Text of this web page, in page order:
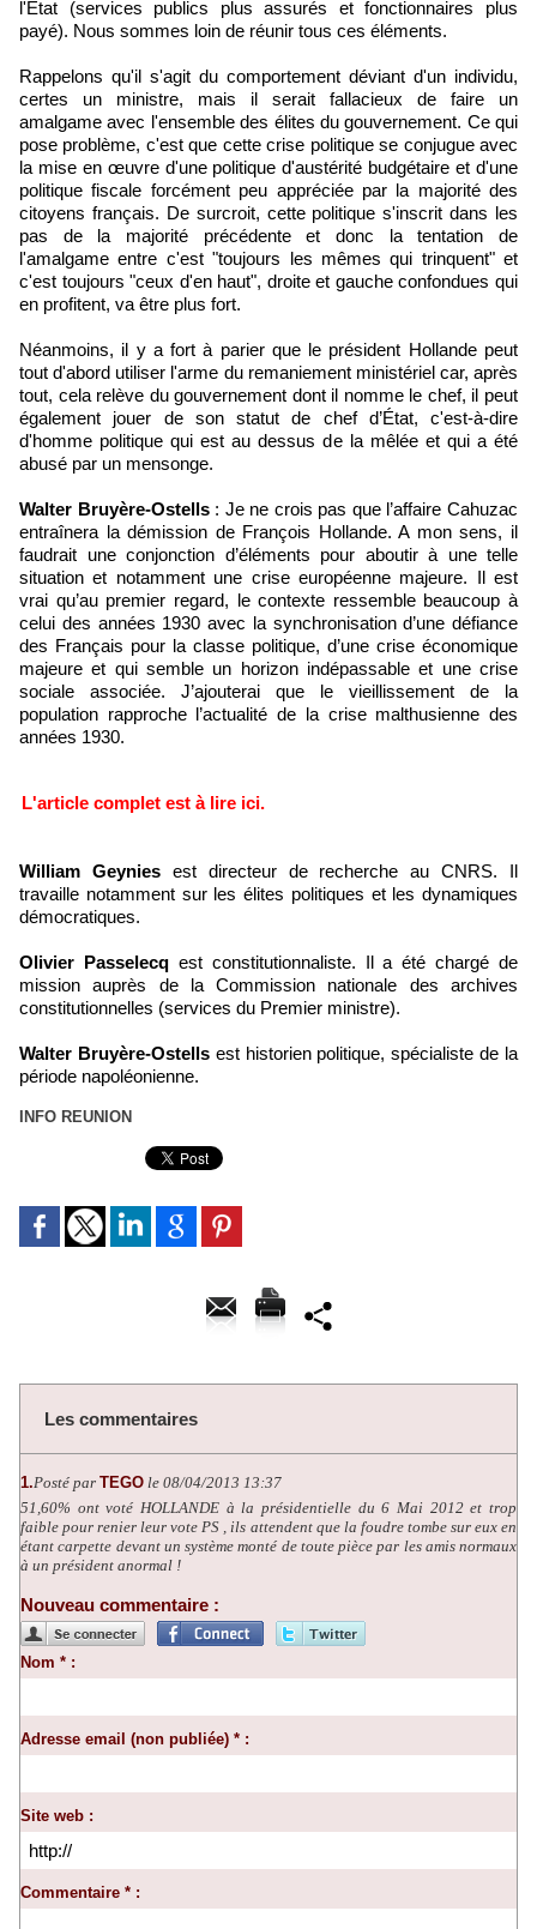
l'Etat (services publics plus assurés et fonctionnaires plus
payé). Nous sommes loin de réunir tous ces éléments.
Rappelons qu'il s'agit du comportement déviant d'un individu,
certes un ministre, mais il serait fallacieux de faire un
amalgame avec l'ensemble des élites du gouvernement. Ce qui
pose problème, c'est que cette crise politique se conjugue avec
la mise en œuvre d'une politique d'austérité budgétaire et d'une
politique fiscale forcément peu appréciée par la majorité des
citoyens français. De surcroit, cette politique s'inscrit dans les
pas de la majorité précédente et donc la tentation de
l'amalgame entre c'est "toujours les mêmes qui trinquent" et
c'est toujours "ceux d'en haut", droite et gauche confondues qui
en profitent, va être plus fort.
Néanmoins, il y a fort à parier que le président Hollande peut
tout d'abord utiliser l'arme du remaniement ministériel car, après
tout, cela relève du gouvernement dont il nomme le chef, il peut
également jouer de son statut de chef d’État, c'est-à-dire
d'homme politique qui est au dessus de la mêlée et qui a été
abusé par un mensonge.
Walter Bruyère-Ostells: Je ne crois pas que l’affaire Cahuzac
entraînera la démission de François Hollande. A mon sens, il
faudrait une conjonction d’éléments pour aboutir à une telle
situation et notamment une crise européenne majeure. Il est
vrai qu’au premier regard, le contexte ressemble beaucoup à
celui des années 1930 avec la synchronisation d’une défiance
des Français pour la classe politique, d’une crise économique
majeure et qui semble un horizon indépassable et une crise
sociale associée. J’ajouterai que le vieillissement de la
population rapproche l’actualité de la crise malthusienne des
années 1930.
L'article complet est à lire ici.
William Geyniesest directeur de recherche au CNRS. Il
travaille notamment sur les élites politiques et les dynamiques
démocratiques.
Olivier Passelecqest constitutionnaliste. Il a été chargé de
mission auprès de la Commission nationale des archives
constitutionnelles (services du Premier ministre).
Walter Bruyère-Ostellsest historien politique, spécialiste de la
période napoléonienne.
INFO REUNION
Les commentaires
1.Posté par TEGO le 08/04/2013 13:37
51,60% ont voté HOLLANDE à la présidentielle du 6 Mai 2012 et trop
faible pour renier leur vote PS , ils attendent que la foudre tombe sur eux en
étant carpette devant un système monté de toute pièce par les amis normaux
à un président anormal !
Nouveau commentaire :
Nom * :
Adresse email (non publiée) * :
Site web :
Commentaire * :